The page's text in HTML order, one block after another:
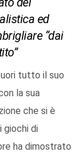
ed
“dai
tutto il suo
la sua
che si è
giochi di
ha dimostrato